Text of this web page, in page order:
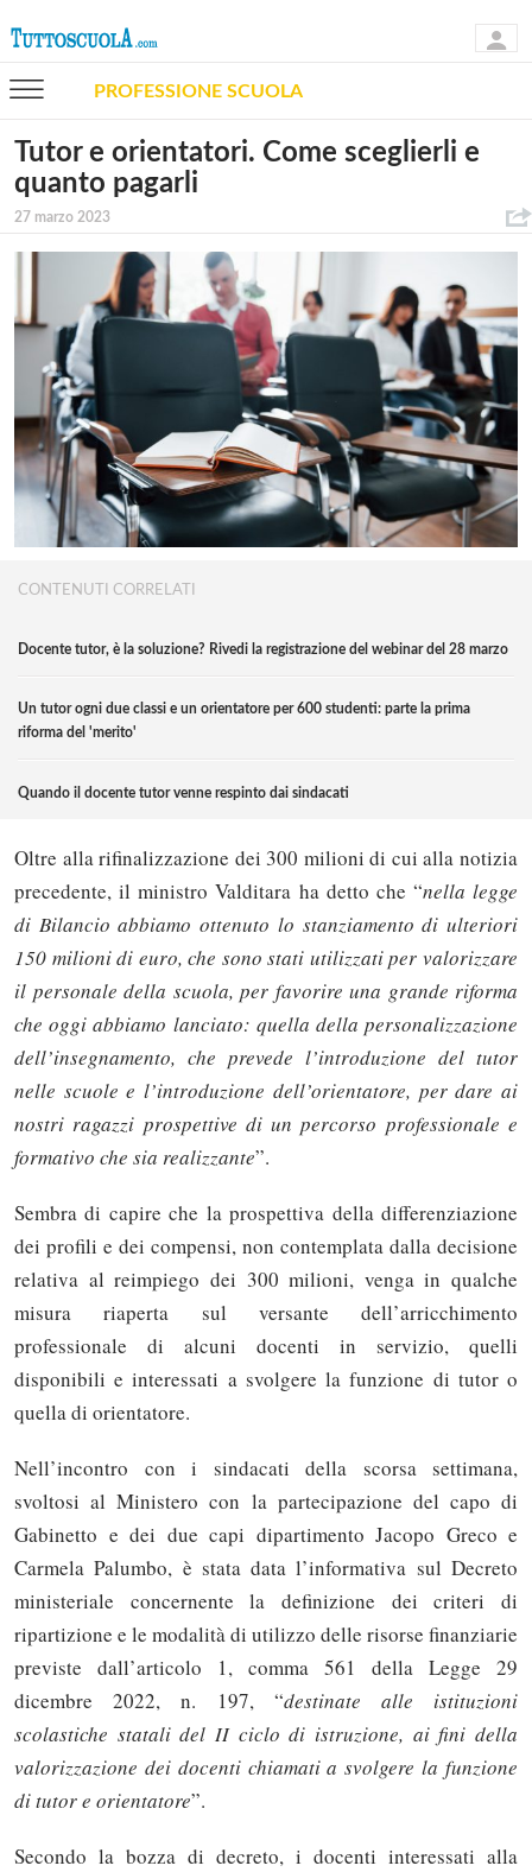
PROFESSIONE SCUOLA
Tutor e orientatori. Come sceglierli e
quanto pagarli
27 marzo 2023
CONTENUTI CORRELATI
Docente tutor, è la soluzione? Rivedi la registrazione del webinar del 28 marzo
Un tutor ogni due classi e un orientatore per 600 studenti: parte la prima
riforma del 'merito'
Quando il docente tutor venne respinto dai sindacati
Oltre alla rifinalizzazione dei 300 milioni di cui alla notizia
precedente, il ministro Valditara ha detto che “nella legge
di Bilancio abbiamo ottenuto lo stanziamento di ulteriori
150 milioni di euro, che sono stati utilizzati per valorizzare
il personale della scuola, per favorire una grande riforma
che oggi abbiamo lanciato: quella della personalizzazione
dell’insegnamento, che prevede l’introduzione del tutor
nelle scuole e l’introduzione dell’orientatore, per dare ai
nostri ragazzi prospettive di un percorso professionale e
formativo che sia realizzante”.
Sembra di capire che la prospettiva della differenziazione
dei profili e dei compensi, non contemplata dalla decisione
relativa al reimpiego dei 300 milioni, venga in qualche
misura riaperta sul versante dell’arricchimento
professionale di alcuni docenti in servizio, quelli
disponibili e interessati a svolgere la funzione di tutor o
quella di orientatore.
Nell’incontro con i sindacati della scorsa settimana,
svoltosi al Ministero con la partecipazione del capo di
Gabinetto e dei due capi dipartimento Jacopo Greco e
Carmela Palumbo, è stata data l’informativa sul Decreto
ministeriale concernente la definizione dei criteri di
ripartizione e le modalità di utilizzo delle risorse finanziarie
previste dall’articolo 1, comma 561 della Legge 29
dicembre 2022, n. 197, “destinate alle istituzioni
scolastiche statali del II ciclo di istruzione, ai fini della
valorizzazione dei docenti chiamati a svolgere la funzione
di tutor e orientatore”.
Secondo la bozza di decreto, i docenti interessati alla